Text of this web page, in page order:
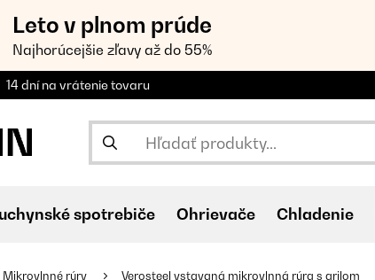
Leto v plnom prúde
Najhorúcejšie zľavy až do 55%
14 dní na vrátenie tovaru
spotrebiče Ohrievače Chladenie
Mikrovlnné rúry Verosteel vstavaná mikrovlnná rúra s grilom